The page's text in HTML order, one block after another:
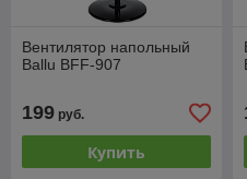
Вентилятор напольный
Ballu BFF-907
199 руб.
Купить